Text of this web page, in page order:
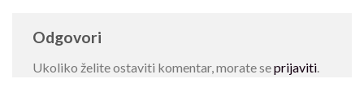
Odgovori
Ukoliko želite ostaviti komentar, morate seprijaviti.